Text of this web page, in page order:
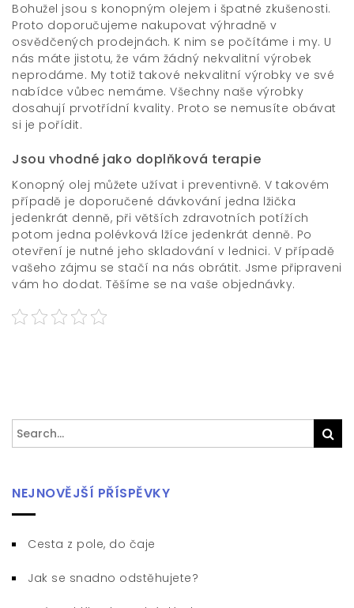
Bohužel jsou s konopným olejem i špatné zkušenosti.
Proto doporučujeme nakupovat výhradně v
osvědčených prodejnách. K nim se počítáme i my. U
nás máte jistotu, že vám žádný nekvalitní výrobek
neprodáme. My totiž takové nekvalitní výrobky ve své
nabídce vůbec nemáme. Všechny naše výrobky
dosahují prvotřídní kvality. Proto se nemusíte obávat
si je pořídit.
Jsou vhodné jako doplňková terapie
Konopný olej můžete užívat i preventivně. V takovém
případě je doporučené dávkování jedna lžička
jedenkrát denně, při větších zdravotních potížích
potom jedna polévková lžíce jedenkrát denně. Po
otevření je nutné jeho skladování v lednici. V případě
vašeho zájmu se stačí na nás obrátit. Jsme připraveni
vám ho dodat. Těšíme se na vaše objednávky.
Search
for:
NEJNOVĚJŠÍ PŘÍSPĚVKY
Cesta z pole, do čaje
Jak se snadno odstěhujete?